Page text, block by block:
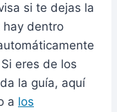
si te dejas la
dentro
eres de los
la guía, aquí
a los